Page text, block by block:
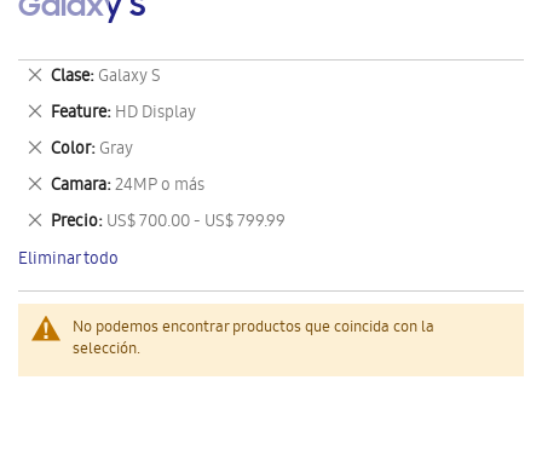
Galaxy S
No podemos encontrar productos que coincida con la
selección.
Clase Galaxy S
Eliminar
este
artículo
Feature HD Display
Eliminar
este
artículo
Color Gray
Eliminar
este
artículo
Camara 24MP o más
Eliminar
este
artículo
Precio US$ 700.00 - US$ 799.99
Eliminar
este
artículo
Eliminar todo